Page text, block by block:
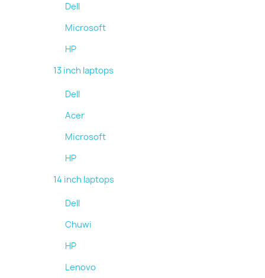
Dell
Microsoft
HP
13 inch laptops
Dell
Acer
Microsoft
HP
14 inch laptops
Dell
Chuwi
HP
Lenovo